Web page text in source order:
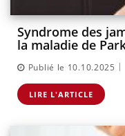
Syndrome des
la maladie de
Publié le 10.10.2025 |
LIRE L'ARTICLE